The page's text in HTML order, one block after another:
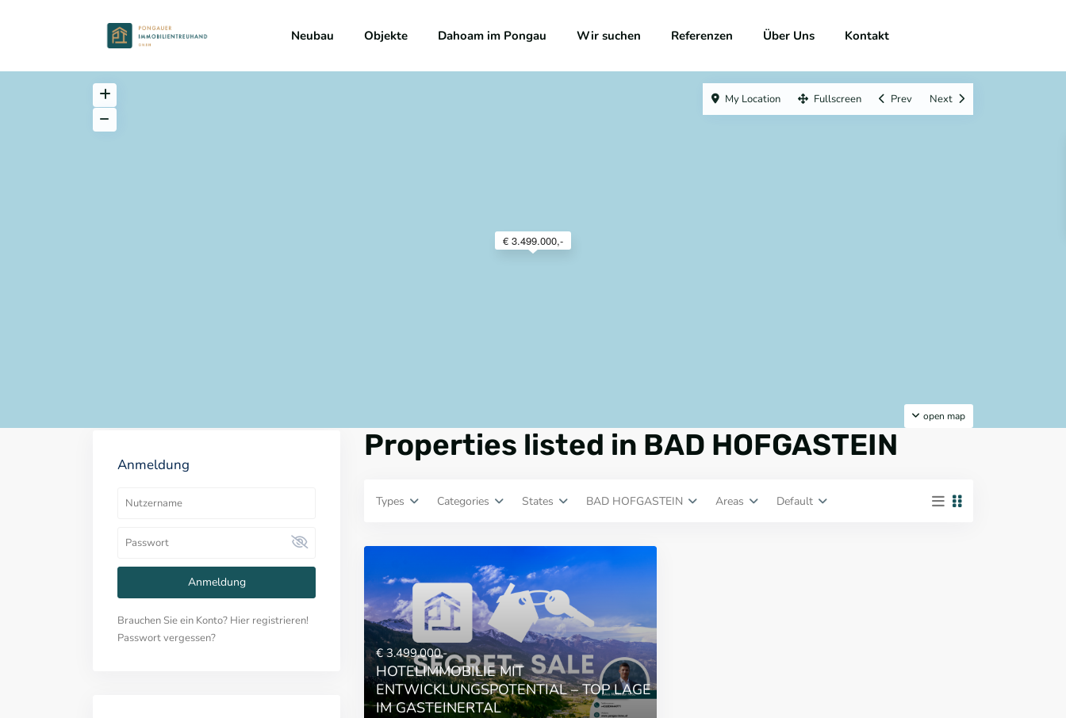
Neubau Objekte Dahoam im Pongau Wir suchen Referenzen Über Uns Kontakt
€ 3.499.000,-
open map
My Location Fullscreen Prev Next
Properties listed in BAD HOFGASTEIN
Types Categories States BAD HOFGASTEIN Areas Default
€ 3.499.000,-
HOTELIMMOBILIE MIT
ENTWICKLUNGSPOTENTIAL – TOP LAGE
IM GASTEINERTAL
Anmeldung
Anmeldung
Brauchen Sie ein Konto? Hier registrieren!
Passwort vergessen?